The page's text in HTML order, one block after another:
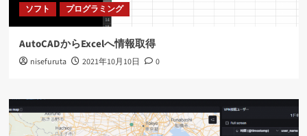
ソフト プログラミング
AutoCADからExcelへ情報取得
nisefuruta 2021年10月10日 0